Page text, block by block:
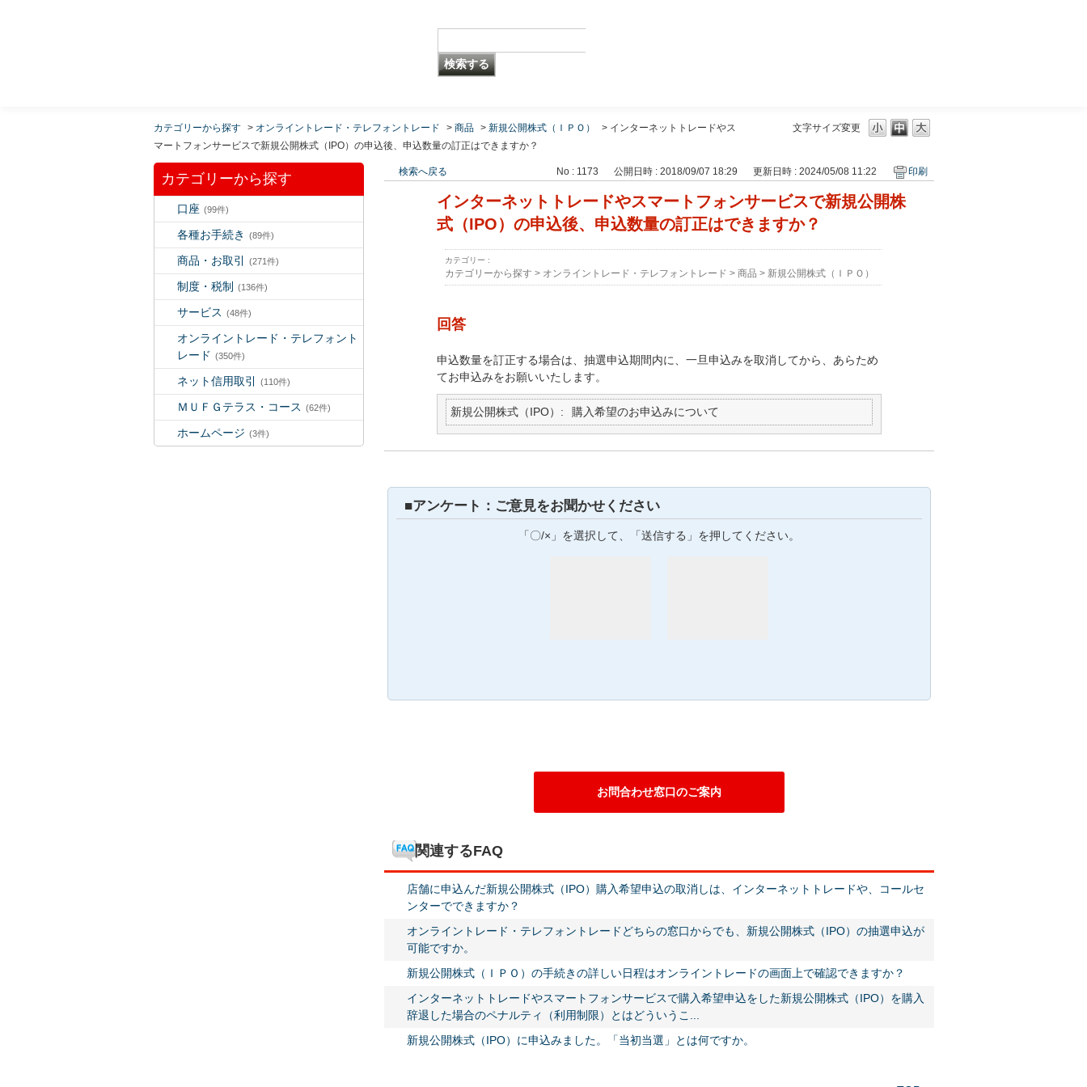
文字サイズ変更
カテゴリーから探す > オンライントレード・テレフォントレード > 商品 > 新規公開株式（ＩＰＯ） > インターネットトレードやス
マートフォンサービスで新規公開株式（IPO）の申込後、申込数量の訂正はできますか？
カテゴリーから探す
口座 (99件)
各種お手続き (89件)
商品・お取引 (271件)
制度・税制 (136件)
サービス (48件)
オンライントレード・テレフォント
レード (350件)
ネット信用取引 (110件)
ＭＵＦＧテラス・コース (62件)
ホームページ (3件)
検索へ戻る No : 1173 公開日時 : 2018/09/07 18:29 更新日時 : 2024/05/08 11:22 印刷
インターネットトレードやスマートフォンサービスで新規公開株
式（IPO）の申込後、申込数量の訂正はできますか？
カテゴリー :
カテゴリーから探す > オンライントレード・テレフォントレード > 商品 > 新規公開株式（ＩＰＯ）
回答
申込数量を訂正する場合は、抽選申込期間内に、一旦申込みを取消してから、あらため
てお申込みをお願いいたします。
新規公開株式（IPO） 購入希望のお申込みについて
■アンケート：ご意見をお聞かせください
「〇/×」を選択して、「送信する」を押してください。
お問合わせ窓口のご案内
関連するFAQ
店舗に申込んだ新規公開株式（IPO）購入希望申込の取消しは、インターネットトレードや、コールセ
ンターでできますか？
オンライントレード・テレフォントレードどちらの窓口からでも、新規公開株式（IPO）の抽選申込が
可能ですか。
新規公開株式（ＩＰＯ）の手続きの詳しい日程はオンライントレードの画面上で確認できますか？
インターネットトレードやスマートフォンサービスで購入希望申込をした新規公開株式（IPO）を購入
辞退した場合のペナルティ（利用制限）とはどういうこ...
新規公開株式（IPO）に申込みました。「当初当選」とは何ですか。